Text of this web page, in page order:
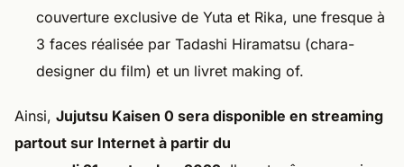
couverture exclusive de Yuta et Rika, une fresque à
3 faces réalisée par Tadashi Hiramatsu (chara-
designer du film) et un livret making of.
Ainsi, Jujutsu Kaisen 0 sera disponible en streaming
partout sur Internet à partir du